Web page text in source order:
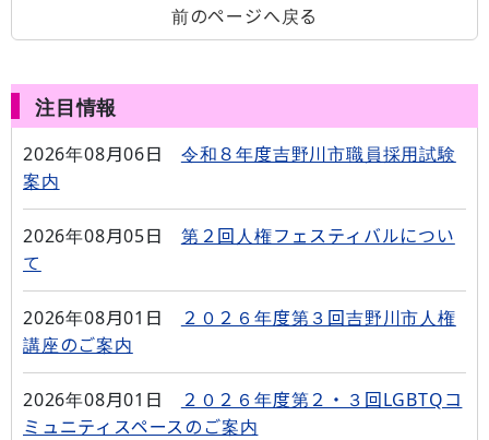
前のページへ戻る
注目情報
2026年08月06日
令和８年度吉野川市職員採用試験
案内
2026年08月05日
第２回人権フェスティバルについ
て
2026年08月01日
２０２６年度第３回吉野川市人権
講座のご案内
2026年08月01日
２０２６年度第２・３回LGBTQコ
ミュニティスペースのご案内